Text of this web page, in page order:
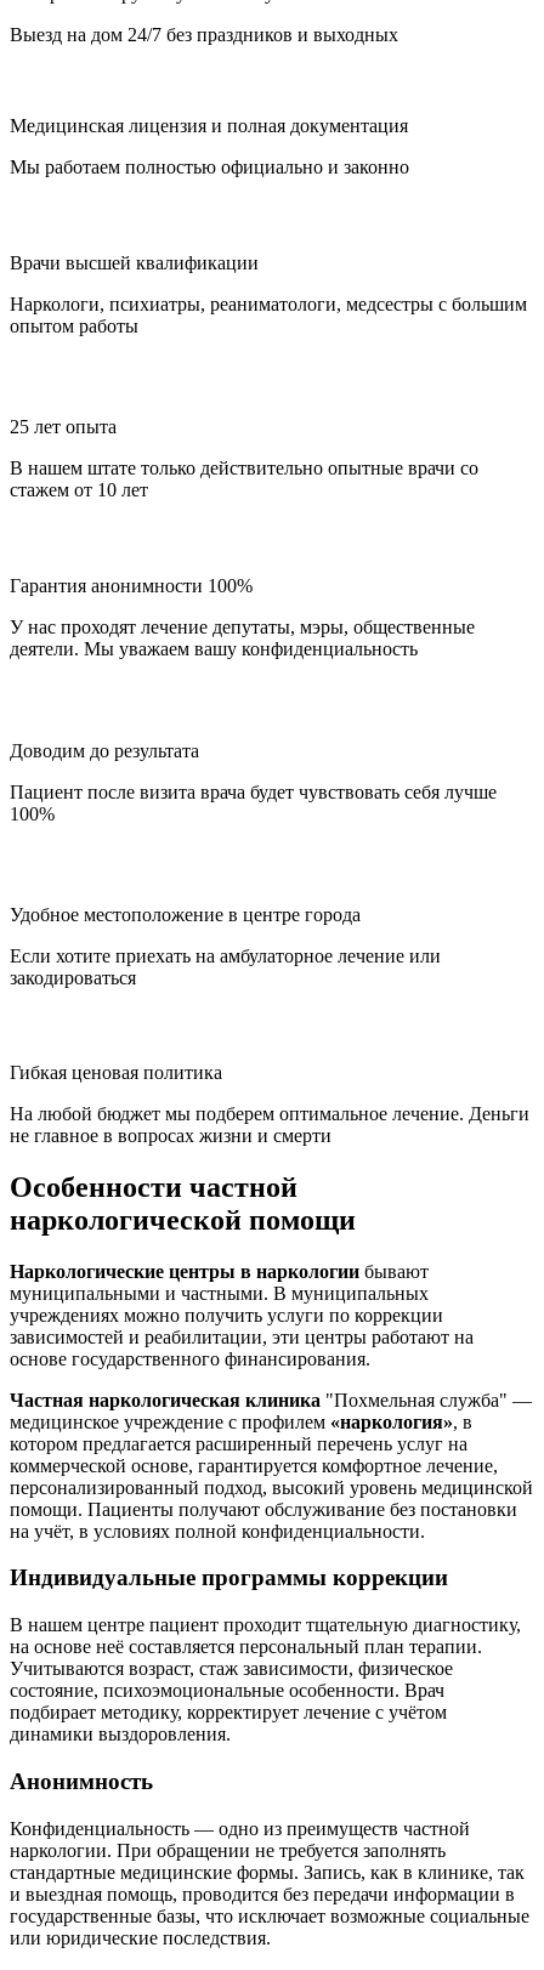
Выезд на дом 24/7 без праздников и выходных
Медицинская лицензия и полная документация
Мы работаем полностью официально и законно
Врачи высшей квалификации
Наркологи, психиатры, реаниматологи, медсестры с большим
опытом работы
25 лет опыта
В нашем штате только действительно опытные врачи со
стажем от 10 лет
Гарантия анонимности 100%
У нас проходят лечение депутаты, мэры, общественные
деятели. Мы уважаем вашу конфиденциальность
Доводим до результата
Пациент после визита врача будет чувствовать себя лучше
100%
Удобное местоположение в центре города
Если хотите приехать на амбулаторное лечение или
закодироваться
Гибкая ценовая политика
На любой бюджет мы подберем оптимальное лечение. Деньги
не главное в вопросах жизни и смерти
Особенности частной
наркологической помощи
Наркологические центры в наркологии бывают
муниципальными и частными. В муниципальных
учреждениях можно получить услуги по коррекции
зависимостей и реабилитации, эти центры работают на
основе государственного финансирования.
Частная наркологическая клиника "Похмельная служба" —
медицинское учреждение с профилем «наркология», в
котором предлагается расширенный перечень услуг на
коммерческой основе, гарантируется комфортное лечение,
персонализированный подход, высокий уровень медицинской
помощи. Пациенты получают обслуживание без постановки
на учёт, в условиях полной конфиденциальности.
Индивидуальные программы коррекции
В нашем центре пациент проходит тщательную диагностику,
на основе неё составляется персональный план терапии.
Учитываются возраст, стаж зависимости, физическое
состояние, психоэмоциональные особенности. Врач
подбирает методику, корректирует лечение с учётом
динамики выздоровления.
Анонимность
Конфиденциальность — одно из преимуществ частной
наркологии. При обращении не требуется заполнять
стандартные медицинские формы. Запись, как в клинике, так
и выездная помощь, проводится без передачи информации в
государственные базы, что исключает возможные социальные
или юридические последствия.